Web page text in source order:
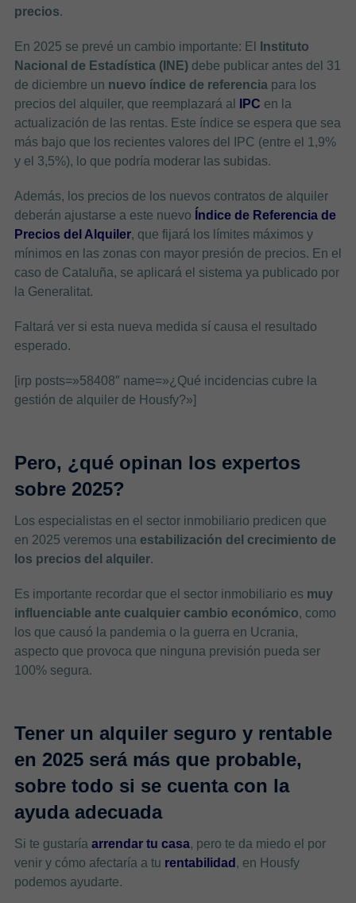
precios.
En 2025 se prevé un cambio importante: El
Instituto
Nacional de Estadística (INE)debe publicar antes del 31
de diciembre un nuevo índice de referenciapara los
precios del alquiler, que reemplazará al
IPC en la
actualización de las rentas. Este índice se espera que sea
más bajo que los recientes valores del IPC (entre el 1,9%
y el 3,5%), lo que podría moderar las subidas.
Además, los precios de los nuevos contratos de alquiler
deberán ajustarse a este nuevo Índice de Referencia de
Precios del Alquiler, que fijará los límites máximos y
mínimos en las zonas con mayor presión de precios. En el
caso de Cataluña, se aplicará el sistema ya publicado por
la Generalitat.
Faltará ver si esta nueva medida sí causa el resultado
esperado.
[irp posts=»58408″ name=»¿Qué incidencias cubre la
gestión de alquiler de Housfy?»]
Pero, ¿qué opinan los expertos
sobre 2025?
Los especialistas en el sector inmobiliario predicen que
en 2025 veremos una estabilización del crecimiento de
los precios del alquiler.
Es importante recordar que el sector inmobiliario es muy
influenciable ante cualquier cambio económico, como
los que causó la pandemia o la guerra en Ucrania,
aspecto que provoca que ninguna previsión pueda ser
100% segura.
Tener un alquiler seguro y rentable
en 2025 será más que probable,
sobre todo si se cuenta con la
ayuda adecuada
Si te gustaría arrendar tu casa, pero te da miedo el por
venir y cómo afectaría a tu rentabilidad , en Housfy
podemos ayudarte.